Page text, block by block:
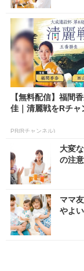
【無料配信】福間
佳｜清麗戦をRチャ
PR(Rチャンネル)
大変
の注
ママ
やよ